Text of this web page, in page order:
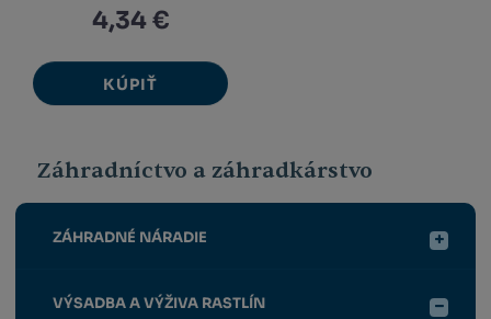
4,34 €
KÚPIŤ
Záhradníctvo a záhradkárstvo
ZÁHRADNÉ NÁRADIE
VÝSADBA A VÝŽIVA RASTLÍN